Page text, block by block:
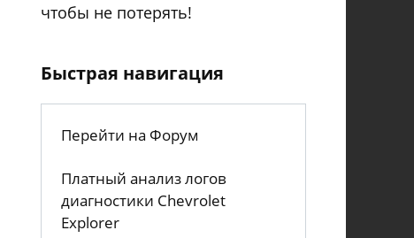
чтобы не потерять!
Быстрая навигация
Перейти на Форум
Платный анализ логов
диагностики Chevrolet
Explorer